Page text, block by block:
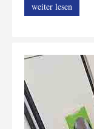
weiter lesen